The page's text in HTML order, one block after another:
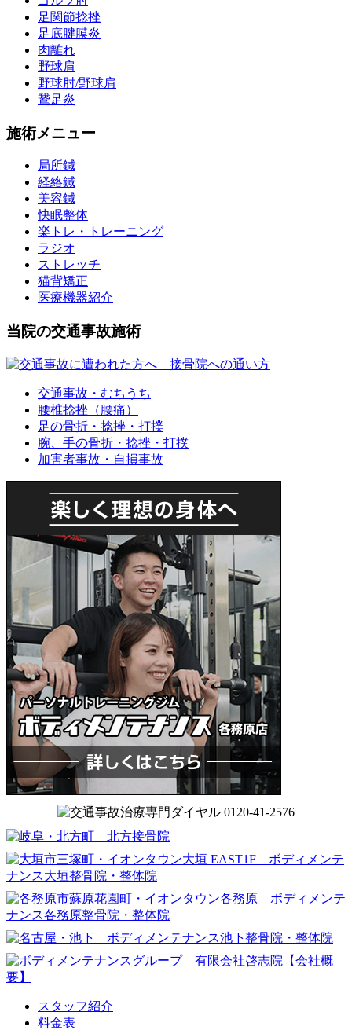
足関節捻挫
足底腱膜炎
肉離れ
野球肩
野球肘/野球肩
鵞足炎
施術メニュー
局所鍼
経絡鍼
美容鍼
快眠整体
楽トレ・トレーニング
ラジオ
ストレッチ
猫背矯正
医療機器紹介
当院の交通事故施術
交通事故・むちうち
腰椎捻挫（腰痛）
足の骨折・捻挫・打撲
腕、手の骨折・捻挫・打撲
加害者事故・自損事故
スタッフ紹介
料金表